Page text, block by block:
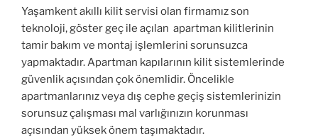
Yaşamkent akıllı kilit servisi olan firmamız son
teknoloji, göster geç ile açılan apartman kilitlerinin
tamir bakım ve montaj işlemlerini sorunsuzca
yapmaktadır. Apartman kapılarının kilit sistemlerinde
güvenlik açısından çok önemlidir. Öncelikle
apartmanlarınız veya dış cephe geçiş sistemlerinizin
sorunsuz çalışması mal varlığınızın korunması
açısından yüksek önem taşımaktadır.